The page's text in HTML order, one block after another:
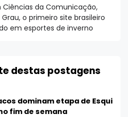
da Comunicação,
o primeiro site brasileiro
em esportes de inverno
destas postagens
dominam etapa de Esqui
fim de semana